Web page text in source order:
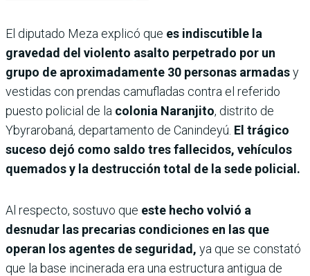
El diputado Meza explicó que es indiscutible la
gravedad del violento asalto perpetrado por un
grupo de aproximadamente 30 personas armadasy
vestidas con prendas camufladas contra el referido
puesto policial de la colonia Naranjito, distrito de
Ybyrarobaná, departamento de Canindeyú. El trágico
suceso dejó como saldo tres fallecidos, vehículos
quemados y la destrucción total de la sede policial.
Al respecto, sostuvo que este hecho volvió a
desnudar las precarias condiciones en las que
operan los agentes de seguridad, ya que se constató
que la base incinerada era una estructura antigua de